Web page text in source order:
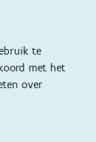
te
met het
over